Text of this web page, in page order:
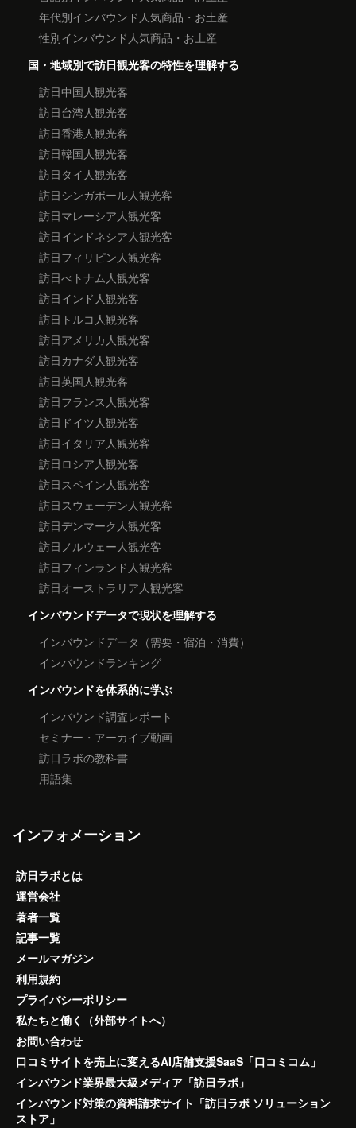
年代別インバウンド人気商品・お土産
性別インバウンド人気商品・お土産
国・地域別で訪日観光客の特性を理解する
訪日中国人観光客
訪日台湾人観光客
訪日香港人観光客
訪日韓国人観光客
訪日タイ人観光客
訪日シンガポール人観光客
訪日マレーシア人観光客
訪日インドネシア人観光客
訪日フィリピン人観光客
訪日べトナム人観光客
訪日インド人観光客
訪日トルコ人観光客
訪日アメリカ人観光客
訪日カナダ人観光客
訪日英国人観光客
訪日フランス人観光客
訪日ドイツ人観光客
訪日イタリア人観光客
訪日ロシア人観光客
訪日スペイン人観光客
訪日スウェーデン人観光客
訪日デンマーク人観光客
訪日ノルウェー人観光客
訪日フィンランド人観光客
訪日オーストラリア人観光客
インバウンドデータで現状を理解する
インバウンドデータ（需要・宿泊・消費）
インバウンドランキング
インバウンドを体系的に学ぶ
インバウンド調査レポート
セミナー・アーカイブ動画
訪日ラボの教科書
用語集
インフォメーション
訪日ラボとは
運営会社
著者一覧
記事一覧
メールマガジン
利用規約
プライバシーポリシー
私たちと働く（外部サイトへ）
お問い合わせ
口コミサイトを売上に変えるAI店舗支援SaaS「口コミコム」
インバウンド業界最大級メディア「訪日ラボ」
インバウンド対策の資料請求サイト「訪日ラボ ソリューション
ストア」